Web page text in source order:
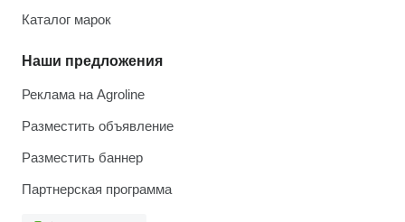
Каталог марок
Наши предложения
Реклама на Agroline
Разместить объявление
Разместить баннер
Партнерская программа